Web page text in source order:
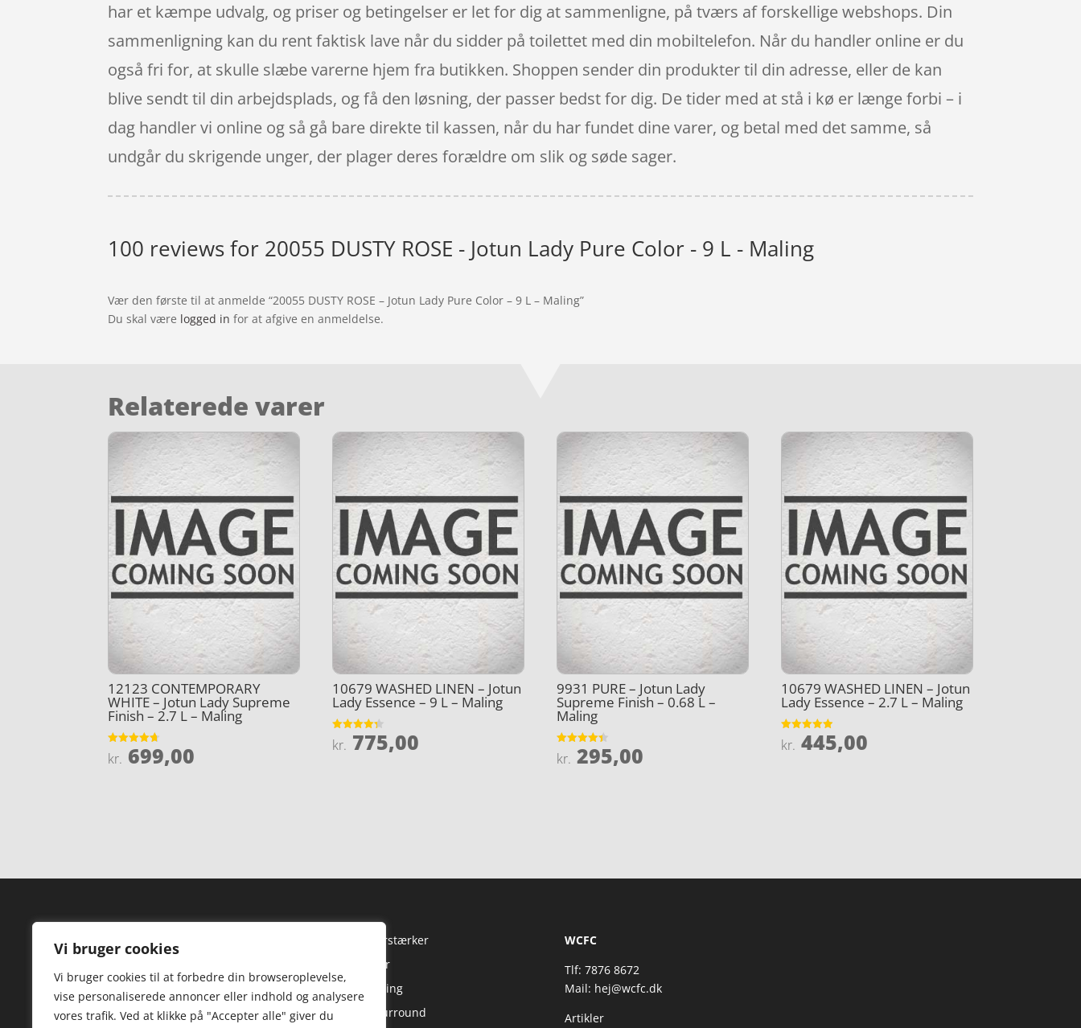
Vi bruger cookies
Vi bruger cookies til at forbedre din browseroplevelse,
vise personaliserede annoncer eller indhold og analysere
vores trafik. Ved at klikke på "Accepter alle" giver du
har et kæmpe udvalg, og priser og betingelser er let for dig at sammenligne, på tværs af forskellige webshops. Din
sammenligning kan du rent faktisk lave når du sidder på toilettet med din mobiltelefon. Når du handler online er du
også fri for, at skulle slæbe varerne hjem fra butikken. Shoppen sender din produkter til din adresse, eller de kan
blive sendt til din arbejdsplads, og få den løsning, der passer bedst for dig. De tider med at stå i kø er længe forbi – i
dag handler vi online og så gå bare direkte til kassen, når du har fundet dine varer, og betal med det samme, så
undgår du skrigende unger, der plager deres forældre om slik og søde sager.
100 reviews for 20055 DUSTY ROSE - Jotun Lady Pure Color - 9 L - Maling
Vær den første til at anmelde “20055 DUSTY ROSE – Jotun Lady Pure Color – 9 L – Maling”
Du skal være logged in for at afgive en anmeldelse.
Relaterede varer
12123 CONTEMPORARY
WHITE – Jotun Lady Supreme
Finish – 2.7 L – Maling
Vurderet
4.7
kr. 699,00
10679 WASHED LINEN – Jotun
Lady Essence – 9 L – Maling
Vurderet
4.3
kr. 775,00
9931 PURE – Jotun Lady
Supreme Finish – 0.68 L –
Maling
Vurderet
4.4
kr. 295,00
10679 WASHED LINEN – Jotun
Lady Essence – 2.7 L – Maling
Vurderet
4.9
kr. 445,00
Forside
Kontakt
HiFi Forstærker
Højtaler
Streaming
TV & Surround
WCFC
Tlf: 7876 8672
Mail: hej@wcfc.dk
Artikler